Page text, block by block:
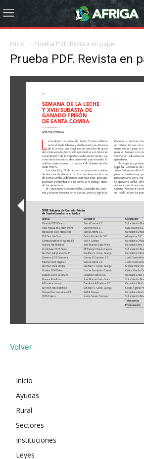
Inicio Prueba PDF. Revista en papel
Prueba PDF. Revista en
Volver
Inicio
Ayudas
Rural
Sectores
Instituciones
Leyes